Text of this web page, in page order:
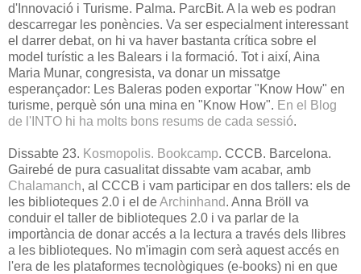
d'Innovació i Turisme. Palma. ParcBit. A la web es podran
descarregar les ponències. Va ser especialment interessant
el darrer debat, on hi va haver bastanta crítica sobre el
model turístic a les Balears i la formació. Tot i així, Aina
Maria Munar, congresista, va donar un missatge
esperançador: Les Baleras poden exportar "Know How" en
turisme, perquè són una mina en "Know How". En el Blog
de l'INTO hi ha molts bons resums de cada sessió.
Dissabte 23. Kosmopolis. Bookcamp. CCCB. Barcelona.
Gairebé de pura casualitat dissabte vam acabar, amb
Chalamanch, al CCCB i vam participar en dos tallers: els de
les biblioteques 2.0 i el deArchinhand. Anna Bröll va
conduir el taller de biblioteques 2.0 i va parlar de la
importància de donar accés a la lectura a través dels llibres
a les biblioteques. No m'imagin com serà aquest accés en
l'era de les plataformes tecnològiques (e-books) ni en que